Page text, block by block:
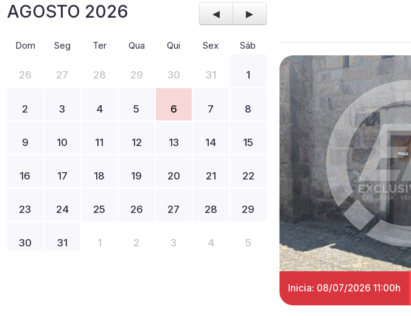
AGOSTO 2026 ◄ ►
Dom Seg Ter Qua Qui Sex Sáb
26 27 28 29 30 31 1
2 3 4 5 6 7 8
9 10 11 12 13 14 15
16 17 18 19 20 21 22
23 24 25 26 27 28 29
30 31 1 2 3 4 5
Inicia: 08/07/2026 11:00h